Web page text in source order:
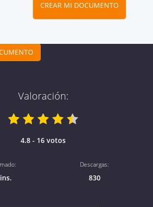
CREAR MI DOCUMENTO
Valoración:
4.8 - 16 votos
Descargas:
830